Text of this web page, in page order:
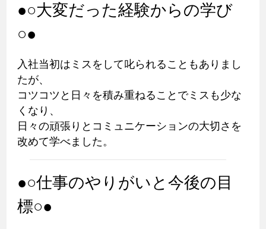
●○大変だった経験からの学び
○●
入社当初はミスをして叱られることもありまし
たが、
コツコツと日々を積み重ねることでミスも少な
くなり、
日々の頑張りとコミュニケーションの大切さを
改めて学べました。
●○仕事のやりがいと今後の目
標○●